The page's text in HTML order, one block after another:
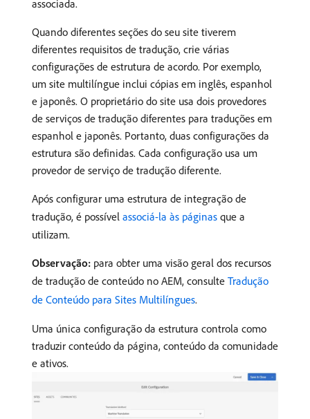
associada.
Quando diferentes seções do seu site tiverem
diferentes requisitos de tradução, crie várias
configurações de estrutura de acordo. Por exemplo,
um site multilíngue inclui cópias em inglês, espanhol
e japonês. O proprietário do site usa dois provedores
de serviços de tradução diferentes para traduções em
espanhol e japonês. Portanto, duas configurações da
estrutura são definidas. Cada configuração usa um
provedor de serviço de tradução diferente.
Após configurar uma estrutura de integração de
tradução, é possível associá-la às páginas que a
utilizam.
Observação: para obter uma visão geral dos recursos
de tradução de conteúdo no AEM, consulte Tradução
de Conteúdo para Sites Multilíngues.
Uma única configuração da estrutura controla como
traduzir conteúdo da página, conteúdo da comunidade
e ativos.